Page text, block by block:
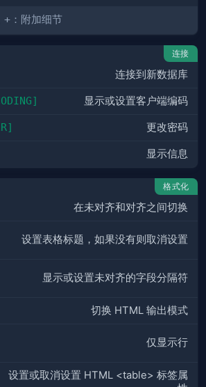
+ ：附加细节
连接
连接到新数据库
显示或设置客户端编码
更改密码
显示信息
格式化
在未对齐和对齐之间切换
设置表格标题，如果没有则取消设置
显示或设置未对齐的字段分隔符
切换 HTML 输出模式
仅显示行
设置或取消设置 HTML <table> 标签属